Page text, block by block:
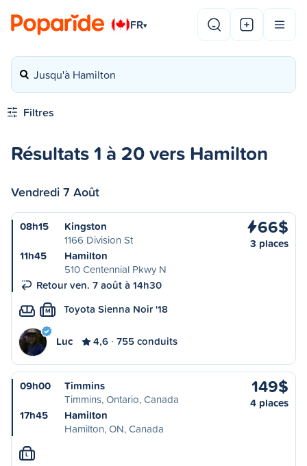
FR▾
Jusqu'à Hamilton
Filtres
Résultats 1 à 20 vers Hamilton
Vendredi 7 Août
08h15
Kingston
1166 Division St
11h45
Hamilton
510 Centennial Pkwy N
Retour ven. 7 août à 14h30
66$
3 places
M Toyota Sienna Noir '18
Luc 4,6 755 conduits
09h00
Timmins
Timmins, Ontario, Canada
17h45
Hamilton
Hamilton, ON, Canada
149$
4 places
L